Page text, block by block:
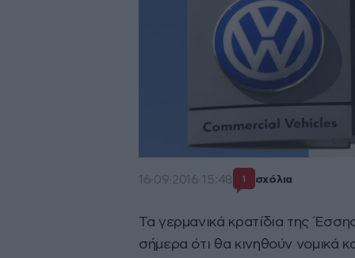
16·09·2016 15:48 1 σχόλια
Τα γερμανικά κρατίδια της
σήμερα ότι θα κινηθούν νομικά